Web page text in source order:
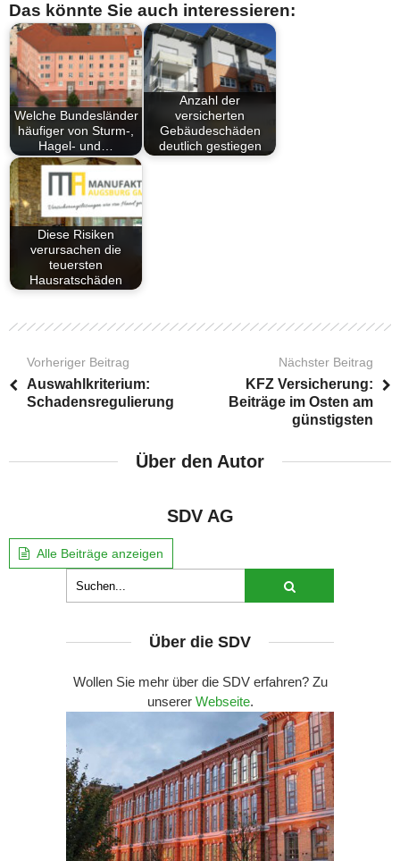
Das könnte Sie auch interessieren:
Welche Bundesländer
häufiger von Sturm-,
Hagel- und…
Anzahl der
versicherten
Gebäudeschäden
deutlich gestiegen
Diese Risiken
verursachen die
teuersten
Hausratschäden
Vorheriger Beitrag
Auswahlkriterium:
Schadensregulierung
Nächster Beitrag
KFZ Versicherung:
Beiträge im Osten am
günstigsten
Über den Autor
SDV AG
Alle Beiträge anzeigen
Über die SDV
Wollen Sie mehr über die SDV erfahren? Zu
unserer Webseite.